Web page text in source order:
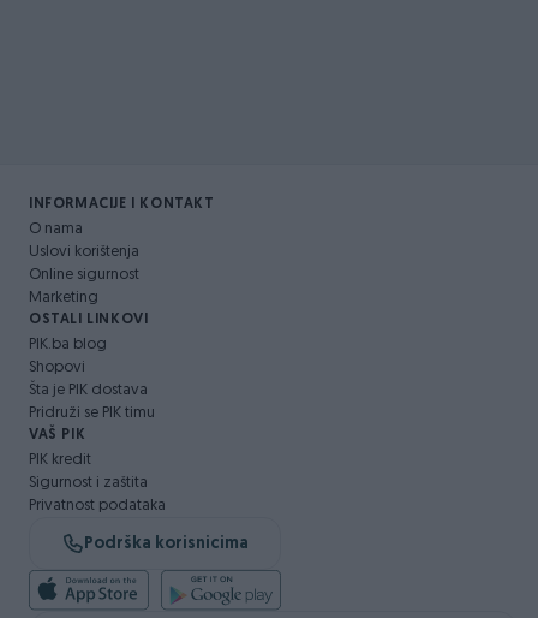
INFORMACIJE I KONTAKT
O nama
Uslovi korištenja
Online sigurnost
Marketing
OSTALI LINKOVI
PIK.ba blog
Shopovi
Šta je PIK dostava
Pridruži se PIK timu
VAŠ PIK
PIK kredit
Sigurnost i zaštita
Privatnost podataka
Podrška korisnicima